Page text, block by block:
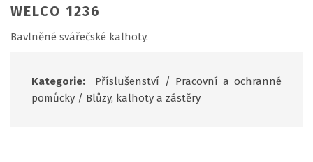
WELCO 1236
Bavlněné svářečské kalhoty.
Kategorie: Příslušenství / Pracovní a ochranné
pomůcky / Blůzy, kalhoty a zástěry